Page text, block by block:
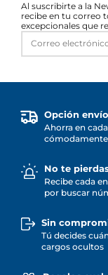
Al suscribirte a la
recibe en tu correo
excepcionales que
Opción
Ahorra en
cómodamente
No te
Recibe cada
por buscar
Sin
Tú decides
cargos ocultos